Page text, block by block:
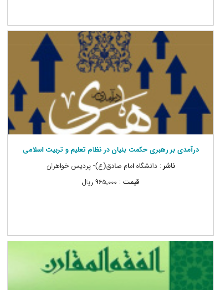
درآمدی بر رهبری حکمت بنیان در نظام تعلیم و تربیت اسلامی
ناشر : دانشگاه امام صادق(ع)- پردیس خواهران
قیمت : ۹۶۵٬۰۰۰ ریال